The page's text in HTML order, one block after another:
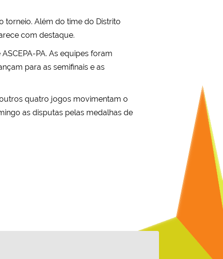
torneio. Além do time do Distrito
com destaque.
PA. As equipes foram
para as semifinais e as
quatro jogos movimentam o
as disputas pelas medalhas de